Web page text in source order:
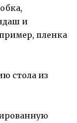
и
пленка
стола из